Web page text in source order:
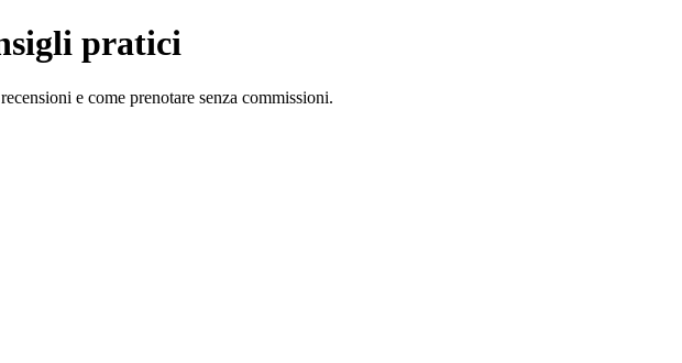
pratici
e come prenotare senza commissioni.